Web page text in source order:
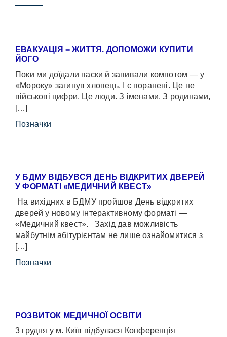
ЕВАКУАЦІЯ = ЖИТТЯ. ДОПОМОЖИ КУПИТИ
ЙОГО
Поки ми доїдали паски й запивали компотом — у
«Мороку» загинув хлопець. І є поранені. Це не
військові цифри. Це люди. З іменами. З родинами,
[…]
Позначки
У БДМУ ВІДБУВСЯ ДЕНЬ ВІДКРИТИХ ДВЕРЕЙ
У ФОРМАТІ «МЕДИЧНИЙ КВЕСТ»
На вихідних в БДМУ пройшов День відкритих
дверей у новому інтерактивному форматі —
«Медичний квест». Захід дав можливість
майбутнім абітурієнтам не лише ознайомитися з
[…]
Позначки
РОЗВИТОК МЕДИЧНОЇ ОСВІТИ
3 грудня у м. Київ відбулася Конференція